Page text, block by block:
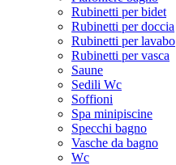
Rubinetti per bidet
Rubinetti per doccia
Rubinetti per lavabo
Rubinetti per vasca
Saune
Sedili Wc
Soffioni
Spa minipiscine
Specchi bagno
Vasche da bagno
Wc